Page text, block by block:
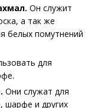
Он служит
а так же
белых помутнений
для
Они служат для
шарфе и других